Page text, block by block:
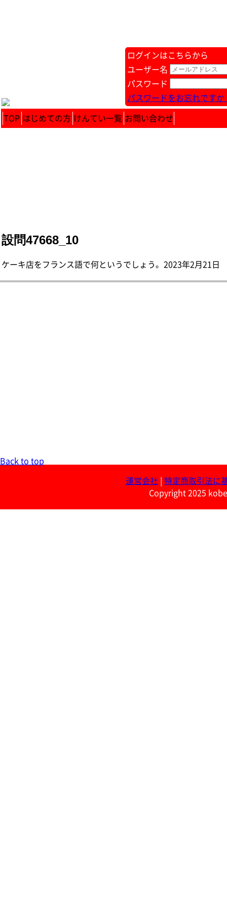
ログインはこちらから
ユーザー名
パスワード
パスワードをお忘れですか
TOP はじめての方 けんてい一覧 お問い合わせ
設問47668_10
ケーキ店をフランス語で何というでしょう。 2023年2月21日
Back to top
運営会社
特定商取引法に
Copyright 2025